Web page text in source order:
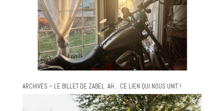
ARCHIVES – LE BILLET DE ZABEL. AH… CE LIEN QUI NOUS UNIT !